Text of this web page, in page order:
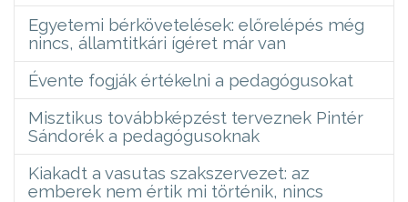
Egyetemi bérkövetelések: előrelépés még
nincs, államtitkári ígéret már van
Évente fogják értékelni a pedagógusokat
Misztikus továbbképzést terveznek Pintér
Sándorék a pedagógusoknak
Kiakadt a vasutas szakszervezet: az
emberek nem értik mi történik, nincs